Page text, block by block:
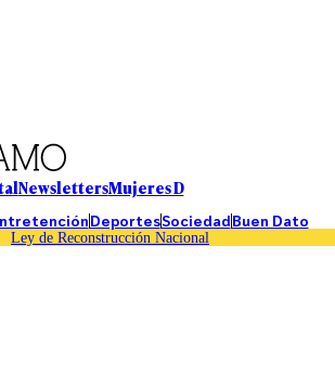
NewslettersMujeres D
DeportesSociedadBuen Dato
Ley de Reconstrucción Nacional